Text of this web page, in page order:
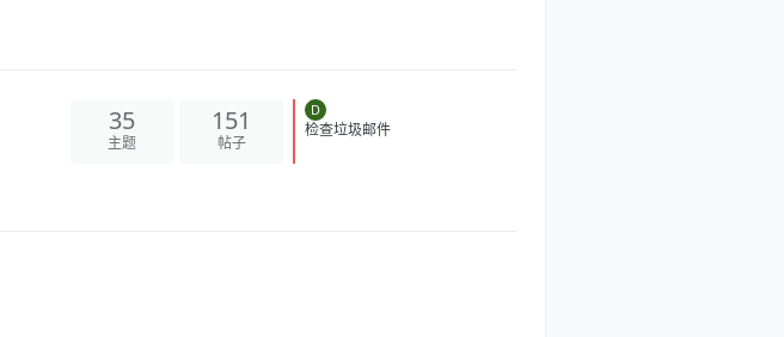
35 151 D